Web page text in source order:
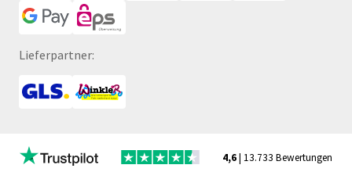
Lieferpartner:
4,6| 13.733 Bewertungen